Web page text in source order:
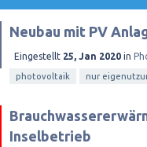
Neubau mit PV
Eingestellt 25, Jan 2020 in
photovoltaik nur
Inselbetrieb